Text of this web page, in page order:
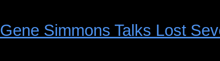
Gene Simmons Talks Lost